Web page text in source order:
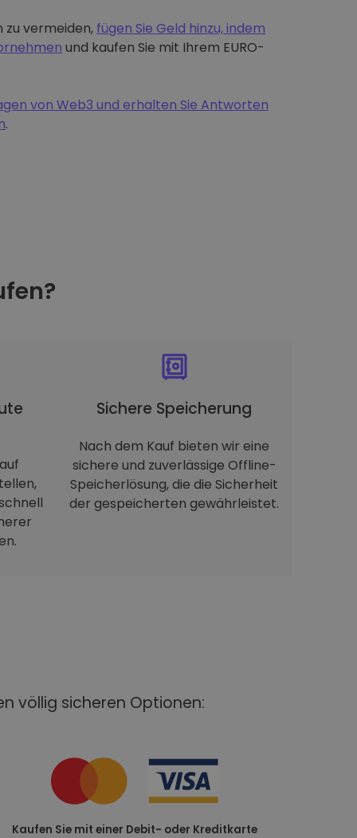
vermeiden, fügen Sie Geld hinzu, indem
und kaufen Sie mit Ihrem EURO-
von Web3 und erhalten Sie Antworten
.
Sichere Speicherung
Nach dem Kauf bieten wir eine
sichere und zuverlässige Offline-
Speicherlösung, die die Sicherheit
der gespeicherten gewährleistet.
völlig sicheren Optionen:
Kaufen Sie mit einer Debit- oder Kreditkarte